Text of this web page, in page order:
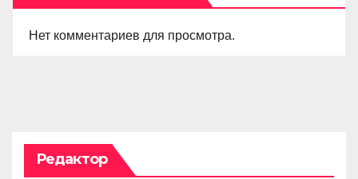
Нет комментариев для просмотра.
Редактор